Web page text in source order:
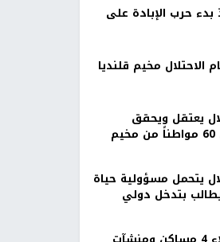
بدء حرب الإبادة على
يعتقل ويحقق
ميدانياً مع أكثر من 60 مواطناً من مخيم
يتحمل مسؤولية حياة
بتدخل دولي